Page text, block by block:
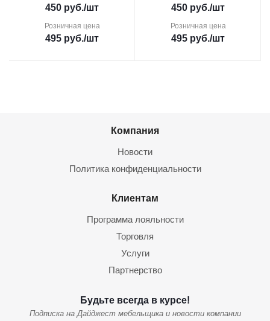
450 руб./шт
Розничная цена
495 руб./шт
450 руб./шт
Розничная цена
495 руб./шт
Компания
Новости
Политика конфиденциальности
Клиентам
Программа лояльности
Торговля
Услуги
Партнерство
Будьте всегда в курсе!
Подписка на Дайджест мебельщика и новости компании